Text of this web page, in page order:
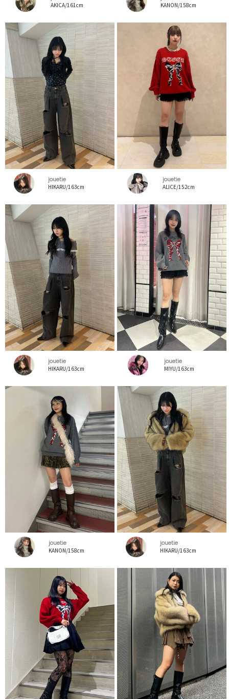
AKICA/161cm
KANON/158cm
jouetie
HIKARU/163cm
jouetie
ALICE/152cm
jouetie
HIKARU/163cm
jouetie
MIYU/163cm
jouetie
KANON/158cm
jouetie
HIKARU/163cm